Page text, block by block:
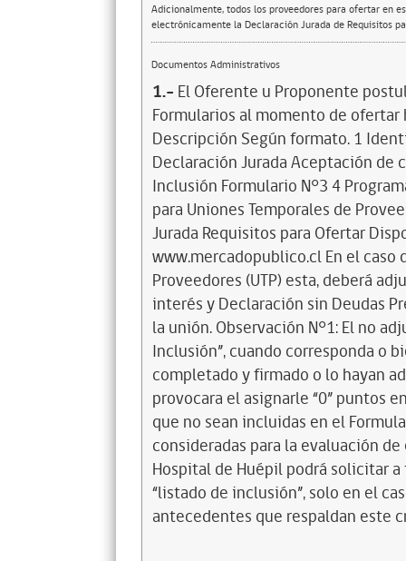
Adicionalmente, todos los proveedores para ofertar en
electrónicamente la Declaración Jurada de Requisitos
Documentos Administrativos
1.- El Oferente u Proponente
Formularios al momento de
Descripción Según formato. 1
Declaración Jurada Aceptación de
Inclusión Formulario N°3 4
para Uniones Temporales de
Jurada Requisitos para Ofertar
www.mercadopublico.cl En el caso
Proveedores (UTP) esta, deberá
interés y Declaración sin Deudas
la unión. Observación N°1: El no
Inclusión”, cuando corresponda o
completado y firmado o lo hayan
provocara el asignarle “0” puntos
que no sean incluidas en el
consideradas para la evaluación
Hospital de Huépil podrá solicitar
“listado de inclusión”, solo en el
antecedentes que respaldan este